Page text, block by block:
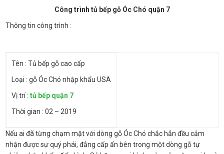
Công trình tủ bếp gỗ Óc Chó quận 7
Thông tin công trình :
Tên : Tủ bếp gỗ cao cấp
Loại : gỗ Óc Chó nhập khẩu USA
Vị trí :tủ bếp quận 7
Thời gian : 02 – 2019
Nếu ai đã từng chạm mặt với dòng gỗ Óc Chó chắc hẳn đều cảm
nhận được sự quý phái, đẳng cấp ẩn bên trong một dòng gỗ tự